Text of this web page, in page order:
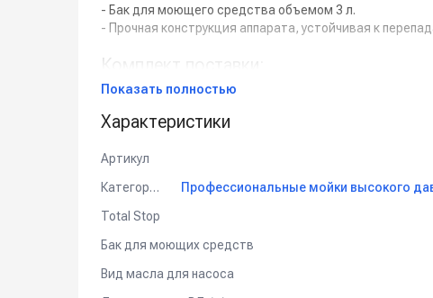
- Бак для моющего средства объемом 3 л.
- Прочная конструкция аппарата, устойчивая к
Комплект поставки:
- Шланг высокого давления с винтовыми
- Струйная насадка с регулируемой головкой высокого/
Дополнительные опции:
- Интегрированный барабан для сматывания шланга.
- Пескоструйная насадка.
- Насадка для мытья полов.
- Пенообразователь (насадка с баком).
Показать полностью
Характеристики
Артикул
Категория
Total Stop
Бак для моющих средств
Вид масла для насоса